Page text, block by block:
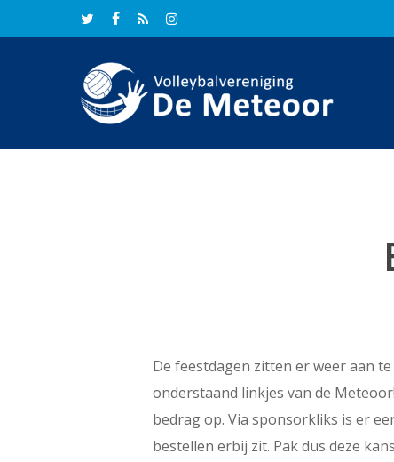
to
twitterfacebook
RSSinstagram
De feestdagen zitten er weer aan
onderstaand linkjes van de
bedrag op. Via sponsorkliks is er
bestellen erbij zit. Pak dus deze